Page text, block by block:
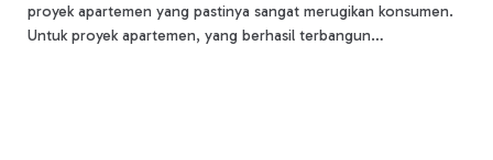
proyek apartemen yang pastinya sangat merugikan konsumen.
Untuk proyek apartemen, yang berhasil terbangun…